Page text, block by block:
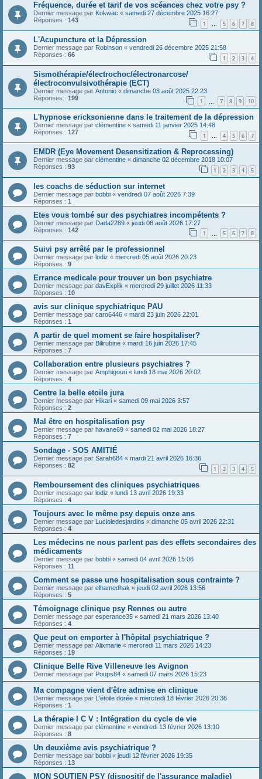
Fréquence, durée et tarif de vos scéances chez votre psy ?
Dernier message par Kokwac « samedi 27 décembre 2025 16:27
Réponses : 143 1 … 5 6 7 8
L'Acupuncture et la Dépression
Dernier message par Robinson « vendredi 26 décembre 2025 21:58
Réponses : 66 1 2 3 4
Sismothérapie/électrochoc/électronarcose/
électroconvulsivothérapie (ECT)
Dernier message par Antonio « dimanche 03 août 2025 22:23
Réponses : 199 1 7 8 9 10
L'hypnose ericksonienne dans le traitement de la dépression
Dernier message par clémentine « samedi 11 janvier 2025 14:48
Réponses : 127 1 … 4 5 6 7
EMDR (Eye Movement Desensitization & Reprocessing)
Dernier message par clémentine « dimanche 02 décembre 2018 10:07
Réponses : 93 1 2 3 4 5
les coachs de séduction sur internet
Dernier message par bobbi « vendredi 07 août 2026 7:39
Réponses : 1
Etes vous tombé sur des psychiatres incompétents ?
Dernier message par Dada2289 « jeudi 06 août 2026 17:27
Réponses : 142 1 5 6 7 8
Suivi psy arrêté par le professionnel
Dernier message par lodiz « mercredi 05 août 2026 20:23
Réponses : 9
Errance medicale pour trouver un bon psychiatre
Dernier message par davExplik « mercredi 29 juillet 2026 11:33
Réponses : 10
avis sur clinique spychiatrique PAU
Dernier message par caro6446 « mardi 23 juin 2026 22:01
Réponses : 1
A partir de quel moment se faire hospitaliser?
Dernier message par Bilirubine « mardi 16 juin 2026 17:45
Réponses : 7
Collaboration entre plusieurs psychiatres ?
Dernier message par Amphigouri « lundi 18 mai 2026 20:02
Réponses : 4
Centre la belle etoile jura
Dernier message par Hikari « samedi 09 mai 2026 3:57
Réponses : 2
Mal être en hospitalisation psy
Dernier message par havane69 « samedi 02 mai 2026 18:27
Réponses : 7
Sondage - SOS AMITIÉ
Dernier message par Sarah684 « mardi 21 avril 2026 16:36
Réponses : 82 1 2 3 4 5
Remboursement des cliniques psychiatriques
Dernier message par lodiz « lundi 13 avril 2026 19:33
Réponses : 4
Toujours avec le même psy depuis onze ans
Dernier message par Lucioledesjardins « dimanche 05 avril 2026 22:31
Réponses : 4
Les médecins ne nous parlent pas des effets secondaires des
médicaments
Dernier message par bobbi « samedi 04 avril 2026 15:06
Réponses : 11
Comment se passe une hospitalisation sous contrainte ?
Dernier message par elhamedhak « jeudi 02 avril 2026 13:56
Réponses : 5
Témoignage clinique psy Rennes ou autre
Dernier message par esperance35 « samedi 21 mars 2026 13:40
Réponses : 4
Que peut on emporter à l'hôpital psychiatrique ?
Dernier message par Alixmarie « mercredi 11 mars 2026 14:23
Réponses : 19
Clinique Belle Rive Villeneuve les Avignon
Dernier message par Poups84 « samedi 07 mars 2026 15:23
Ma compagne vient d'être admise en clinique
Dernier message par L'étoile dorée « mercredi 18 février 2026 20:36
Réponses : 1
La thérapie I C V : Intégration du cycle de vie
Dernier message par clémentine « vendredi 13 février 2026 13:10
Réponses : 8
Un deuxième avis psychiatrique ?
Dernier message par bobbi « jeudi 12 février 2026 19:35
Réponses : 13
MON SOUTIEN PSY (dispositif de l'assurance maladie)